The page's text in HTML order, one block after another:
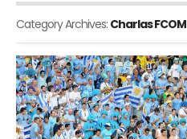
Category Archives: Charlas FCOM